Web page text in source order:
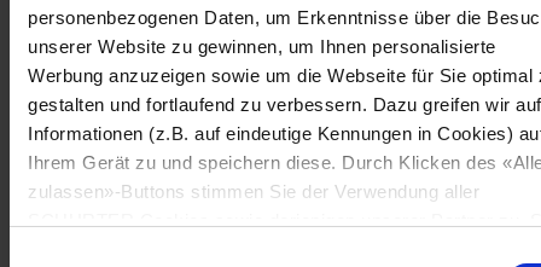
personenbezogenen Daten, um Erkenntnisse über die
unserer Website zu gewinnen, um Ihnen personalisierte
Werbung anzuzeigen sowie um die Webseite für Sie optimal
gestalten und fortlaufend zu verbessern. Dazu greifen wir auf
Informationen (z.B. auf eindeutige Kennungen in Cookies)
Ihrem Gerät zu und speichern diese. Durch Klicken des
zulassen»-Buttons stimmen Sie der Verwendung aller